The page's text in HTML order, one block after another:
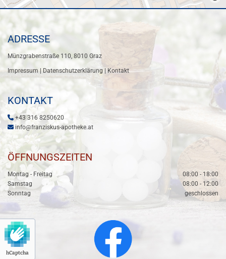
hCaptcha
ADRESSE
Münzgrabenstraße 110, 8010 Graz
Impressum Datenschutzerklärung Kontakt
KONTAKT
 +43 316 8250620
 info@franziskus-apotheke.at
ÖFFNUNGSZEITEN
Montag - Freitag
08:00 - 18:00
Samstag
08:00 - 12:00
Sonntag
geschlossen